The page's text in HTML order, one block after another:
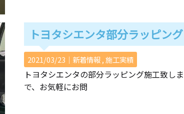
トヨタシエンタ部分ラッピング
2021/03/23｜ 新着情報 施工実績
トヨタシエンタの部分ラッピング施工致し
で、お気軽にお問